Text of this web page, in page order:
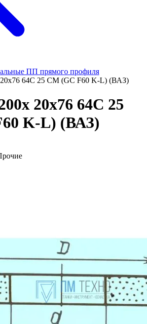
ПП прямого профиля
64С 25 СМ (GC F60 K-L) (ВАЗ)
20х76 64С 25
K-L) (ВАЗ)